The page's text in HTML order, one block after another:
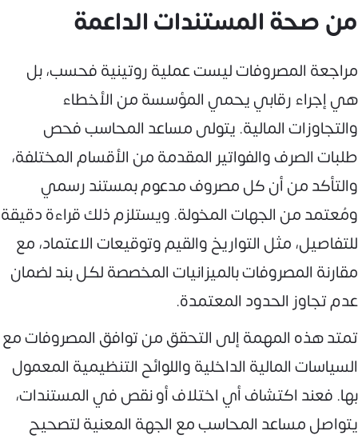
من صحة المستندات الداعمة
مراجعة المصروفات ليست عملية روتينية فحسب، بل
هي إجراء رقابي يحمي المؤسسة من الأخطاء
والتجاوزات المالية. يتولى مساعد المحاسب فحص
طلبات الصرف والفواتير المقدمة من الأقسام المختلفة،
والتأكد من أن كل مصروف مدعوم بمستند رسمي
ومُعتمد من الجهات المخولة. ويستلزم ذلك قراءة دقيقة
للتفاصيل، مثل التواريخ والقيم وتوقيعات الاعتماد، مع
مقارنة المصروفات بالميزانيات المخصصة لكل بند لضمان
عدم تجاوز الحدود المعتمدة.
تمتد هذه المهمة إلى التحقق من توافق المصروفات مع
السياسات المالية الداخلية واللوائح التنظيمية المعمول
بها. فعند اكتشاف أي اختلاف أو نقص في المستندات،
يتواصل مساعد المحاسب مع الجهة المعنية لتصحيح